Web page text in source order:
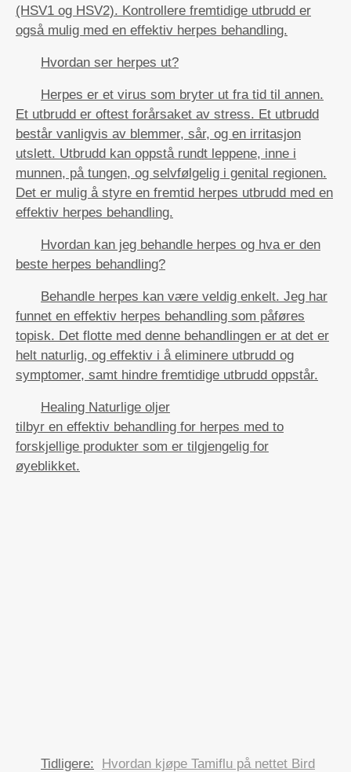
(HSV1 og HSV2). Kontrollere fremtidige utbrudd er
også mulig med en effektiv herpes behandling.
Hvordan ser herpes ut?
Herpes er et virus som bryter ut fra tid til annen.
Et utbrudd er oftest forårsaket av stress. Et utbrudd
består vanligvis av blemmer, sår, og en irritasjon
utslett. Utbrudd kan oppstå rundt leppene, inne i
munnen, på tungen, og selvfølgelig i genital regionen.
Det er mulig å styre en fremtid herpes utbrudd med en
effektiv herpes behandling.
Hvordan kan jeg behandle herpes og hva er den
beste herpes behandling?
Behandle herpes kan være veldig enkelt. Jeg har
funnet en effektiv herpes behandling som påføres
topisk. Det flotte med denne behandlingen er at det er
helt naturlig, og effektiv i å eliminere utbrudd og
symptomer, samt hindre fremtidige utbrudd oppstår.
Healing Naturlige oljer
tilbyr en effektiv behandling for herpes med to
forskjellige produkter som er tilgjengelig for
øyeblikket.
Tidligere:
Hvordan kjøpe Tamiflu på nettet Bird